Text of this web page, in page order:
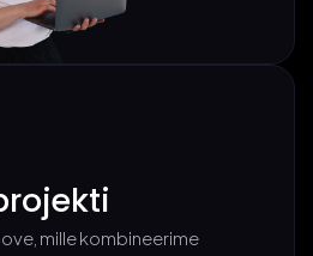
mille kombineerime